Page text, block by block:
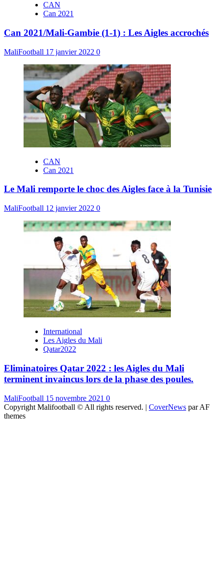
CAN
Can 2021
Can 2021/Mali-Gambie (1-1) : Les Aigles accrochés
MaliFootball 17 janvier 2022 0
CAN
Can 2021
Le Mali remporte le choc des Aigles face à la Tunisie
MaliFootball 12 janvier 2022 0
International
Les Aigles du Mali
Qatar2022
Eliminatoires Qatar 2022 : les Aigles du Mali
terminent invaincus lors de la phase des poules.
MaliFootball 15 novembre 2021 0
Copyright Malifootball © All rights reserved. | CoverNews par AF
themes